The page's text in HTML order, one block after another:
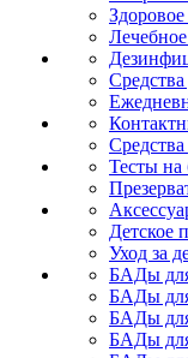
Средства
Средства
Тесты на
Детское
Уход за
БАДы
БАДы
БАДы
БАДы